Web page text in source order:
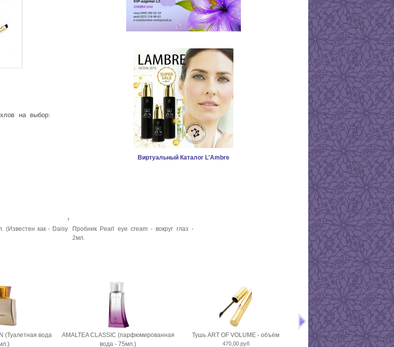
на выбор:
Виртуальный Каталог L'Ambre
(Известен как - Daisy
Пробник Pearl eye cream - вокруг глаз -
2мл.
(Туалетная вода
AMALTEA CLASSIC (парфюмированная
вода - 75мл.)
Тушь ART OF VOLUME - объём
470,00 руб
MAKE-UP 35+ (тональный
лифтинг эффектом)